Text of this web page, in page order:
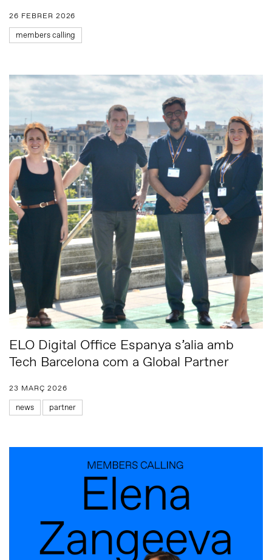
26 FEBRER 2026
members calling
ELO Digital Office Espanya s’alia amb
Tech Barcelona com a Global Partner
23 MARÇ 2026
news partner